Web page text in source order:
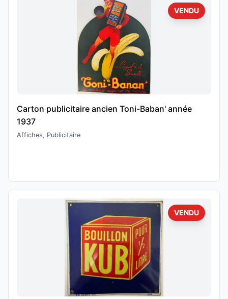
VENDU
Carton publicitaire ancien Toni-Baban' année
1937
Affiches, Publicitaire
VENDU